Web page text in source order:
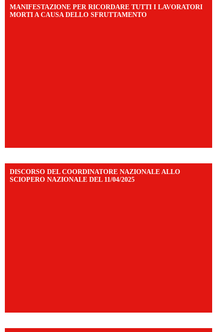
MANIFESTAZIONE PER RICORDARE TUTTI I LAVORATORI
MORTI A CAUSA DELLO SFRUTTAMENTO
DISCORSO DEL COORDINATORE NAZIONALE ALLO
SCIOPERO NAZIONALE DEL 11/04/2025